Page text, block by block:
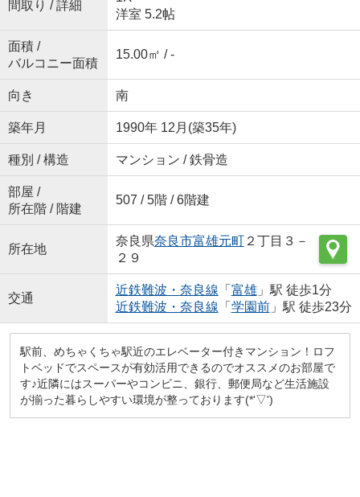
間取り / 詳細
洋室 5.2帖
面積 /
バルコニー面積
15.00㎡ / -
向き 南
築年月 1990年 12月(築35年)
種別 / 構造 マンション / 鉄骨造
部屋 /
所在階 / 階建
507 / 5階 / 6階建
所在地
奈良県奈良市富雄元町２丁目３－
２９
交通
近鉄難波・奈良線 「 富雄」駅 徒歩1分
近鉄難波・奈良線 「 学園前」駅 徒歩23分
駅前、めちゃくちゃ駅近のエレベーター付きマンション！ロフ
トベッドでスペースが有効活用できるのでオススメのお部屋で
す♪近隣にはスーパーやコンビニ、銀行、郵便局など生活施設
が揃った暮らしやすい環境が整っております(*'▽')